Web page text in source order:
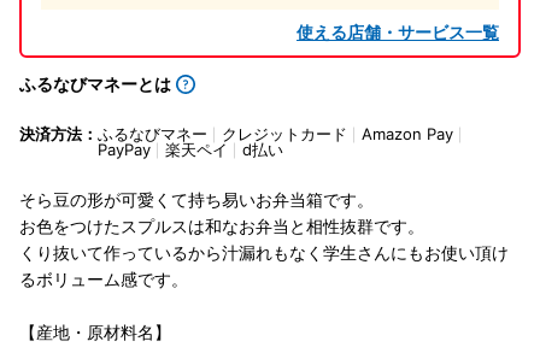
使える店舗・サービス一覧
ふるなびマネーとは
決済方法： ふるなびマネー クレジットカード
Amazon Pay
PayPay
楽天ペイ d払い
そら豆の形が可愛くて持ち易いお弁当箱です。
お色をつけたスプルスは和なお弁当と相性抜群です。
くり抜いて作っているから汁漏れもなく学生さんにもお使い頂け
るボリューム感です。
【産地・原材料名】